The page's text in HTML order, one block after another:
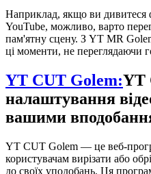
Наприклад, якщо ви дивитеся
YouTube, можливо, варто
пам'ятну сцену. З YT MR
ці моменти, не переглядаючи
YT CUT Golem:YT
налаштування
вашими
YT CUT Golem — це веб-
користувачам вирізати або
до своїх уподобань. Ця